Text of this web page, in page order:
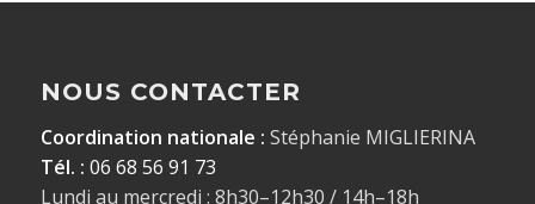
NOUS CONTACTER
Coordination nationale : Stéphanie MIGLIERINA
Tél. : 06 68 56 91 73
Lundi au mercredi : 8h30–12h30 / 14h–18h